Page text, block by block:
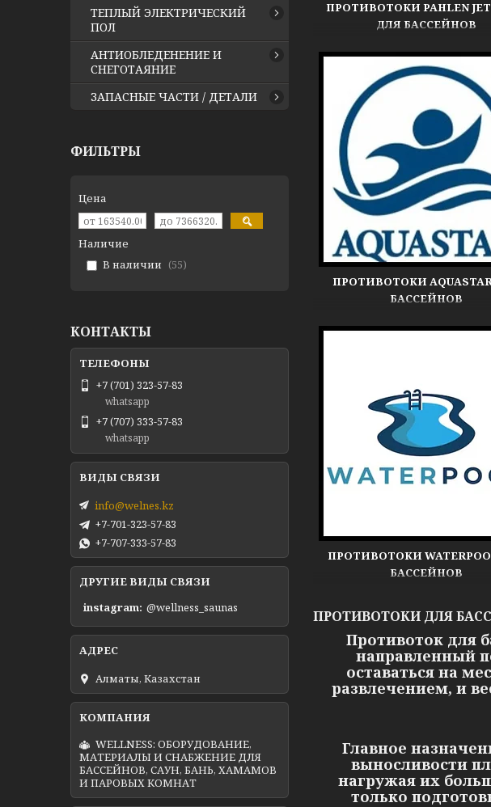
ПРОТИВОТОКИ PAHLEN
ДЛЯ БАССЕЙНОВ
ПРОТИВОТОКИ
БАССЕЙНОВ
ПРОТИВОТОКИ
БАССЕЙНОВ
ПРОТИВОТОКИ ДЛЯ
Противоток для
направленный
оставаться на
развлечением, и
Главное
выносливости
нагружая их
только
ТЕПЛЫЙ ЭЛЕКТРИЧЕСКИЙ
ПОЛ
АНТИОБЛЕДЕНЕНИЕ И
СНЕГОТАЯНИЕ
ЗАПАСНЫЕ ЧАСТИ / ДЕТАЛИ
ФИЛЬТРЫ
Цена
Наличие
В наличии
55
КОНТАКТЫ
+7 (701) 323-57-83
whatsapp
+7 (707) 333-57-83
whatsapp
info@welnes.kz
+7-701-323-57-83
+7-707-333-57-83
ДРУГИЕ ВИДЫ СВЯЗИ
instagram @wellness_saunas
Алматы, Казахстан
WELLNESS: ОБОРУДОВАНИЕ,
МАТЕРИАЛЫ И СНАБЖЕНИЕ ДЛЯ
БАССЕЙНОВ, САУН, БАНЬ, ХАМАМОВ
И ПАРОВЫХ КОМНАТ